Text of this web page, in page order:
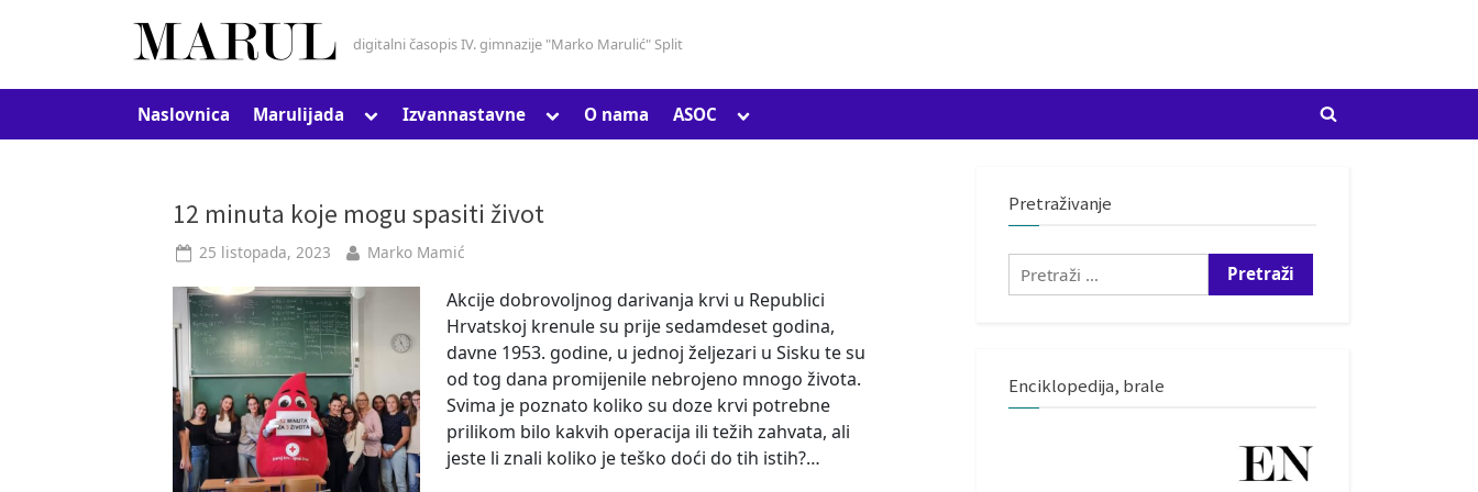
Marul
digitalni časopis IV. gimnazije "Marko Marulić" Split
Naslovnica Marulijada
Toggle
sub-
Toggle
menu
Izvannastavne
Toggle
sub-
O nama ASOC
Toggle
sub-
Toggle
Oznaka:
krv
12 minuta koje mogu spasiti život
Posted
25 listopada, 2023 By
Marko Mamić
Akcije dobrovoljnog darivanja krvi u Republici
Hrvatskoj krenule su prije sedamdeset godina,
davne 1953. godine, u jednoj željezari u Sisku te su
od tog dana promijenile nebrojeno mnogo života.
Svima je poznato koliko su doze krvi potrebne
prilikom bilo kakvih operacija ili težih zahvata, ali
jeste li znali koliko je teško doći do tih istih?…
Pretraživanje
Pretraži:
Enciklopedija, brale